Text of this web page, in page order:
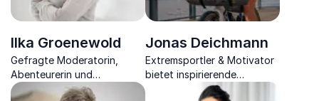
Ilka Groenewold
Gefragte Moderatorin,
Abenteurerin und
Extremsportlerin spricht
Jonas Deichmann
Extremsportler & Motivator
bietet inspirierende
Keynotes zu Abenteuer,